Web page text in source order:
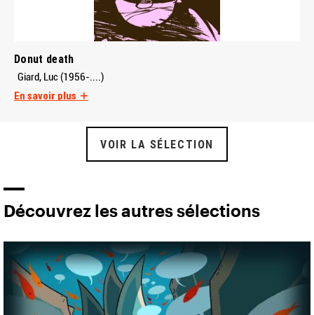
Donut death
Giard, Luc (1956-....)
En savoir plus
VOIR LA SÉLECTION
Découvrez les autres sélections